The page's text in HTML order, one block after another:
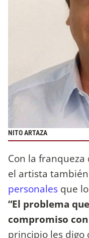
NITO ARTAZA
Con la
el artista
personales que
“El problema
compromiso
principio les digo